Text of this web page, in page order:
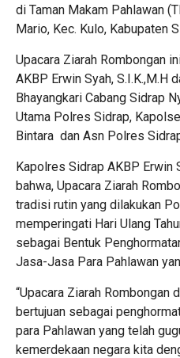
di Taman Makam Pahlawan
Mario, Kec. Kulo, Kabupaten
Upacara Ziarah Rombongan
AKBP Erwin Syah, S.I.K.,M.H
Bhayangkari Cabang Sidrap
Utama Polres Sidrap,
Bintara dan Asn Polres
Kapolres Sidrap AKBP Erwin
bahwa, Upacara Ziarah
tradisi rutin yang dilakukan
memperingati Hari Ulang
sebagai Bentuk
Jasa-Jasa Para Pahlawan
“Upacara Ziarah Rombongan
bertujuan sebagai
para Pahlawan yang telah
kemerdekaan negara kita